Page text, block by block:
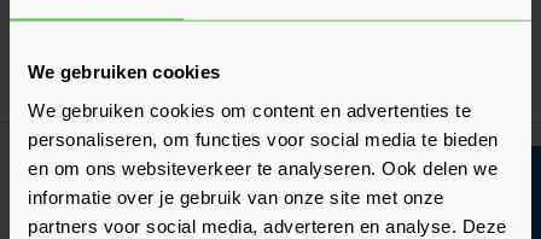
We gebruiken cookies
We gebruiken cookies om content en advertenties te
personaliseren, om functies voor social media te bieden
en om ons websiteverkeer te analyseren. Ook delen we
informatie over je gebruik van onze site met onze
partners voor social media, adverteren en analyse. Deze
Nu101,65per stuk
In-lite Mini WEDGE Dark Grey (10301780)
Nu 69,35per stuk